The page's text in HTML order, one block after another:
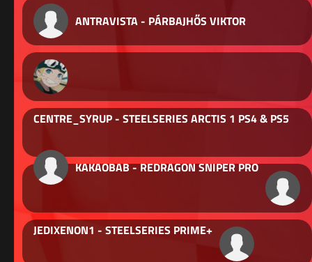
ANTRAVISTA - PÁRBAJHŐS VIKTOR
CENTRE_SYRUP - STEELSERIES ARCTIS 1 PS4 & PS5
KAKAOBAB - REDRAGON SNIPER PRO
JEDIXENON1 - STEELSERIES PRIME+